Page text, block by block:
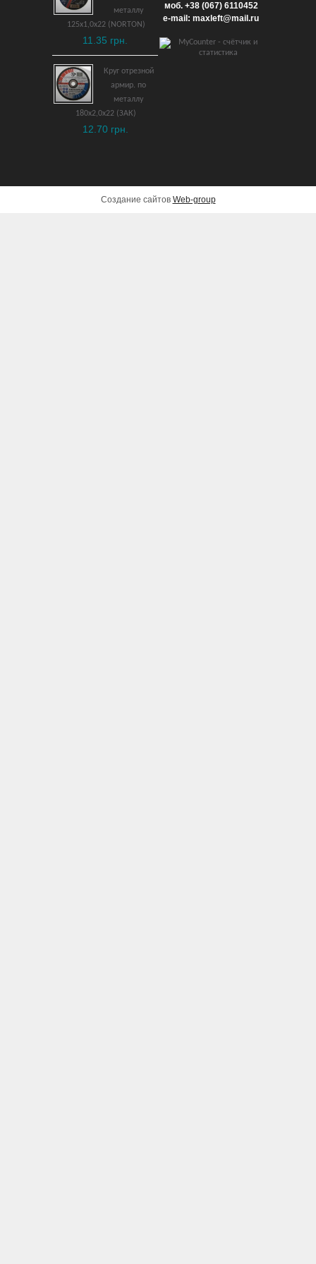
949 грн.
ДОБАВИТЬ В КОРЗИНУ
металлу
125х1,0х22 (NORTON)
11.35 грн.
Круг отрезной
армир. по
металлу
180х2,0х22 (ЗАК)
12.70 грн.
моб. +38 (067) 6110452
e-mail: maxleft@mail.ru
Создание сайтов Web-group